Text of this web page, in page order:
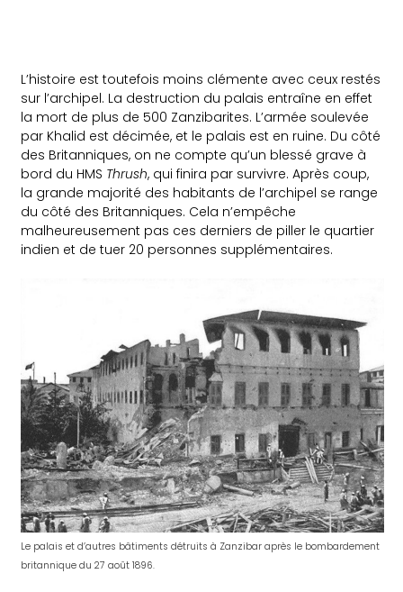
L’histoire est toutefois moins clémente avec ceux restés
sur l’archipel. La destruction du palais entraîne en effet
la mort de plus de 500 Zanzibarites. L’armée soulevée
par Khalid est décimée, et le palais est en ruine. Du côté
des Britanniques, on ne compte qu’un blessé grave à
bord du HMS Thrush, qui finira par survivre. Après coup,
la grande majorité des habitants de l’archipel se range
du côté des Britanniques. Cela n’empêche
malheureusement pas ces derniers de piller le quartier
indien et de tuer 20 personnes supplémentaires.
Le palais et d’autres bâtiments détruits à Zanzibar après le bombardement
britannique du 27 août 1896.